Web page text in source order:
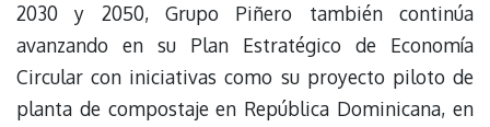
2030 y 2050, Grupo Piñero también continúa
avanzando en su Plan Estratégico de Economía
Circular con iniciativas como su proyecto piloto de
planta de compostaje en República Dominicana, en